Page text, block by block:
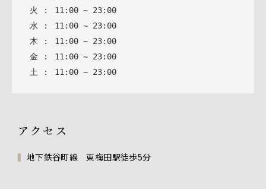
火
: 11 : 00 ~ 23: 00
水 : 11 : 00 ~ 23: 00
木 : 11 : 00 ~ 23: 00
金 : 11 : 00 ~ 23: 00
土 : 11 : 00 ~ 23: 00
アクセス
地下鉄谷町線 東梅田駅徒歩5分